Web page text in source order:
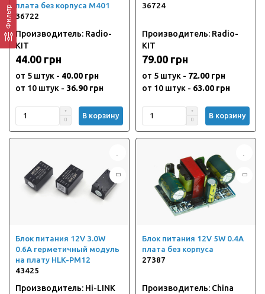
Фильтр плата без корпуса M401
36722
Производитель: Radio-
KIT
44.00 грн
от 5 штук - 40.00 грн
от 10 штук - 36.90 грн
В корзину
36724
Производитель: Radio-
KIT
79.00 грн
от 5 штук - 72.00 грн
от 10 штук - 63.00 грн
В корзину
Блок питания 12V 3.0W
0.6A герметичный модуль
на плату HLK-PM12
43425
Производитель: Hi-LINK
Блок питания 12V 5W 0.4A
плата без корпуса
27387
Производитель: China